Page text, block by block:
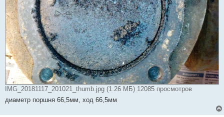
IMG_20181117_201021_thumb.jpg (1.26 МБ) 12085 просмотров
диаметр поршня 66,5мм, ход 66,5мм